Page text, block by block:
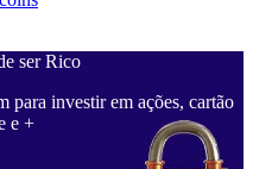
ser Rico
para investir em ações, cartão
e +